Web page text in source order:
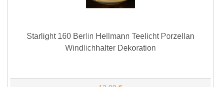
Starlight 160 Berlin Hellmann Teelicht Porzellan
Windlichhalter Dekoration